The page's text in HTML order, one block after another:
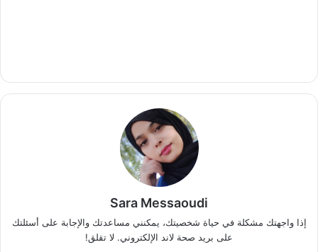
Sara Messaoudi
إذا واجهتك مشكلة في حياة شخصيتك، يمكنني مساعدتك والإجابة على أسئلتك
على بريد صحة لاند الإلكتروني. لا تقلق!